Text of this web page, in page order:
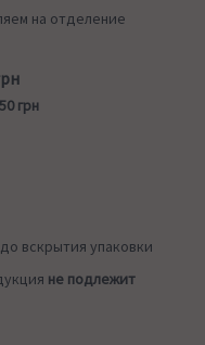
на отделение
грн
вскрытия упаковки
не подлежит